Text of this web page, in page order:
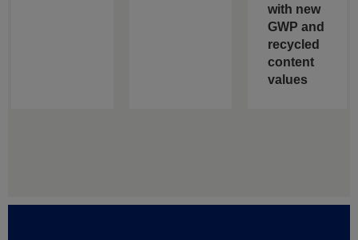
with new
GWP and
recycled
content
values